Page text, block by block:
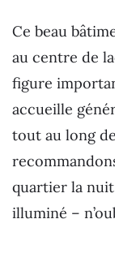
Ce beau
au centre de
figure
accueille
tout au long
quartier la
illuminé –